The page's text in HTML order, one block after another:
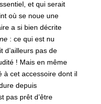
et qui serait
où se noue une
a si bien décrite
: ce qui est nu
d’ailleurs pas de
! Mais en même
à cet accessoire dont il
depuis
pas prêt d’être